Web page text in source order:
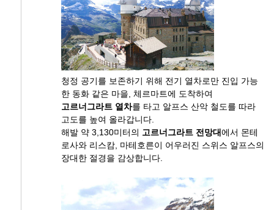
청정 공기를 보존하기 위해 전기 열차로만 진입 가능
한 동화 같은 마을, 체르마트에 도착하여
고르너그라트 열차를 타고 알프스 산악 철도를 따라
고도를 높여 올라갑니다.
해발 약 3,130미터의 고르너그라트 전망대에서 몬테
로사와 리스캄, 마테호른이 어우러진 스위스 알프스의
장대한 절경을 감상합니다.